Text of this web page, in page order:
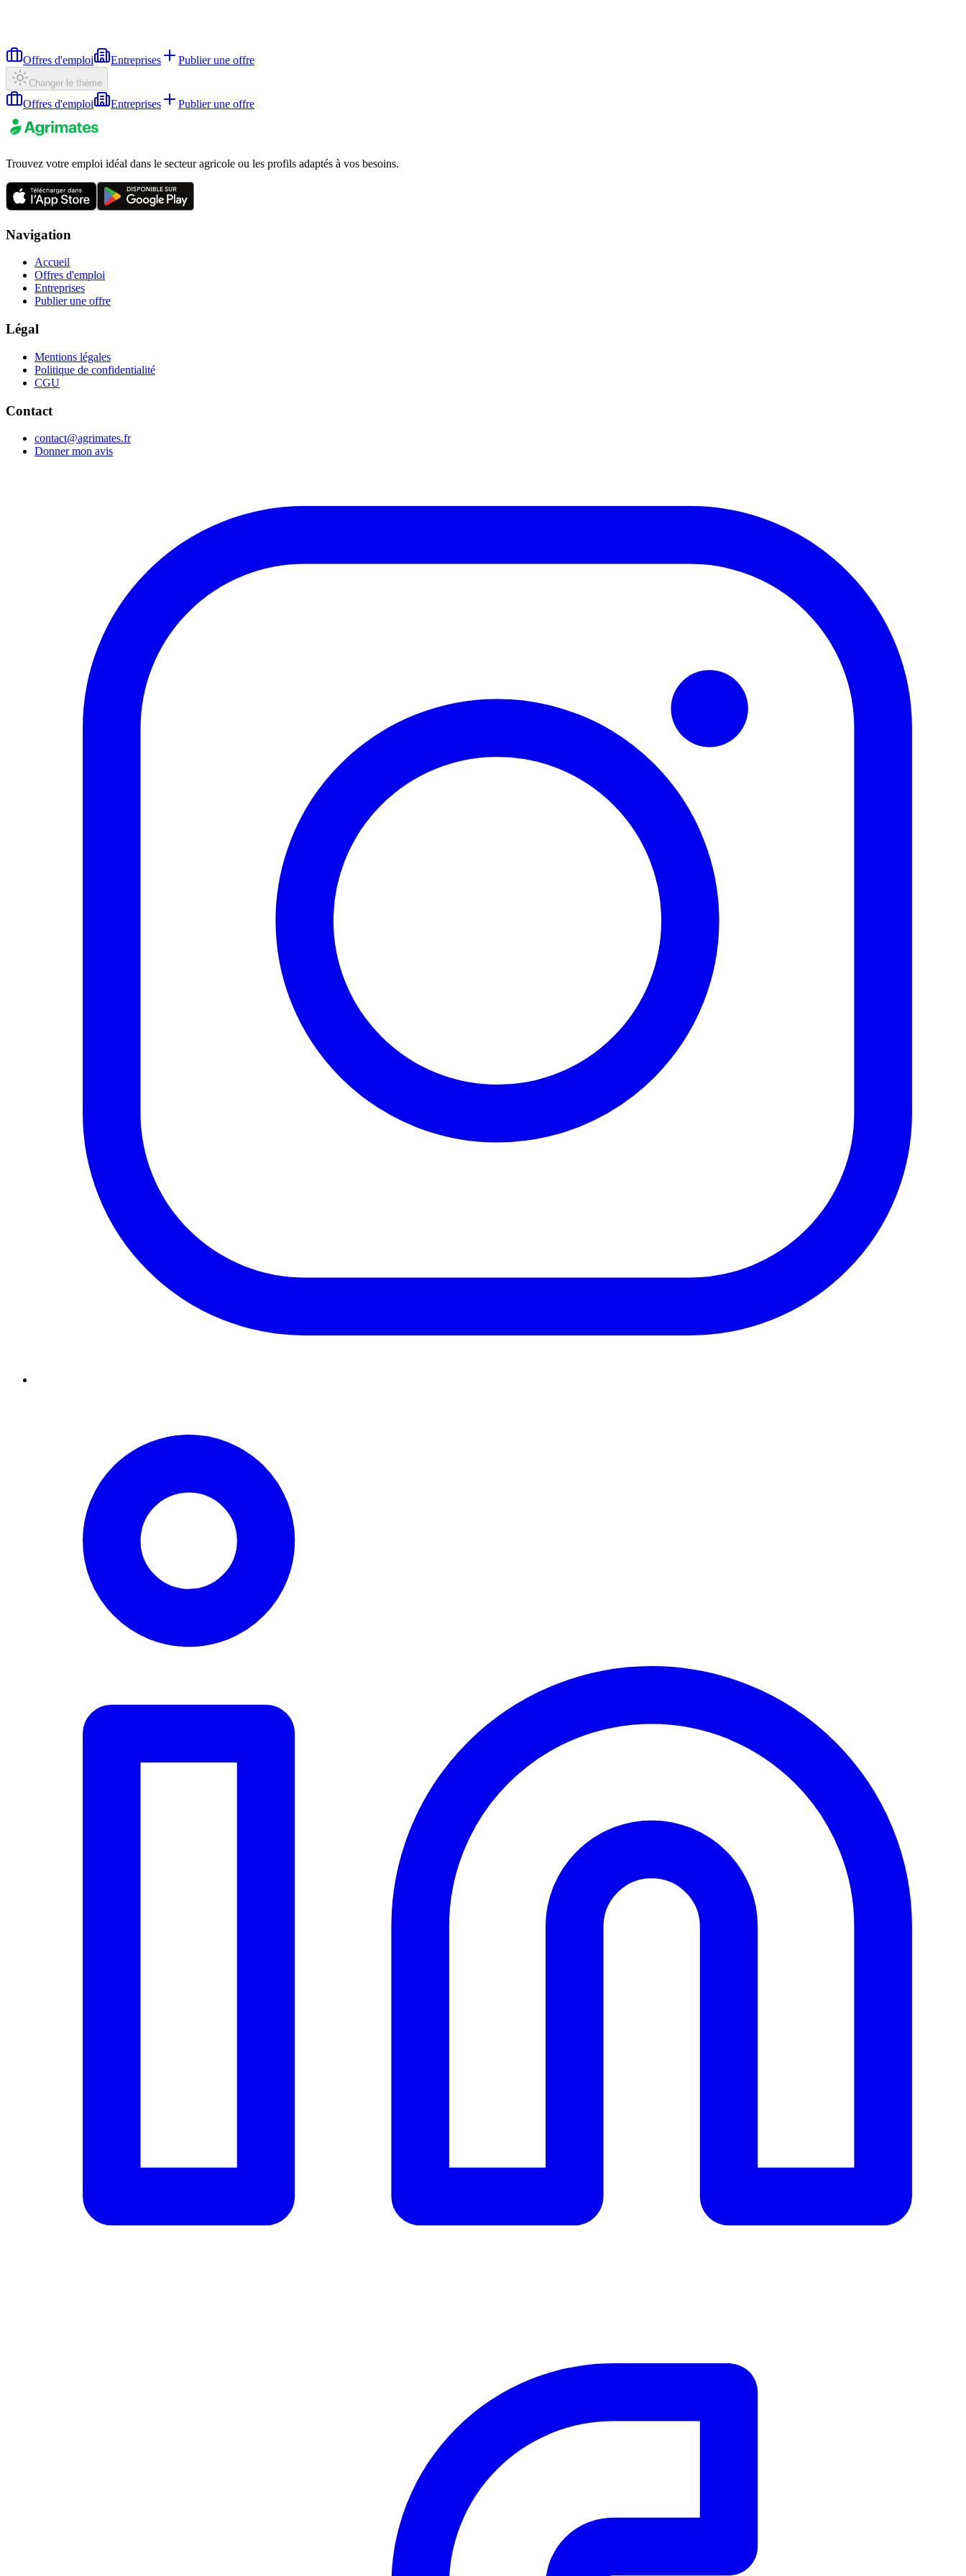
Offres d'emploi Entreprises Publier une offre
Changer le thème
Offres d'emploi Entreprises Publier une offre
Trouvez votre emploi idéal dans le secteur agricole ou les profils adaptés à vos besoins.
Navigation
Accueil
Offres d'emploi
Entreprises
Publier une offre
Légal
Mentions légales
Politique de confidentialité
CGU
Contact
contact@agrimates.fr
Donner mon avis